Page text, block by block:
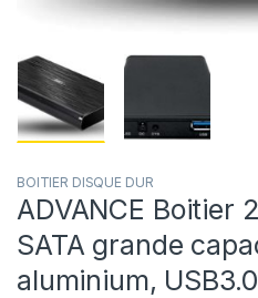
BOITIER DISQUE DUR
ADVANCE Boitier
SATA grande
aluminium, USB3.0